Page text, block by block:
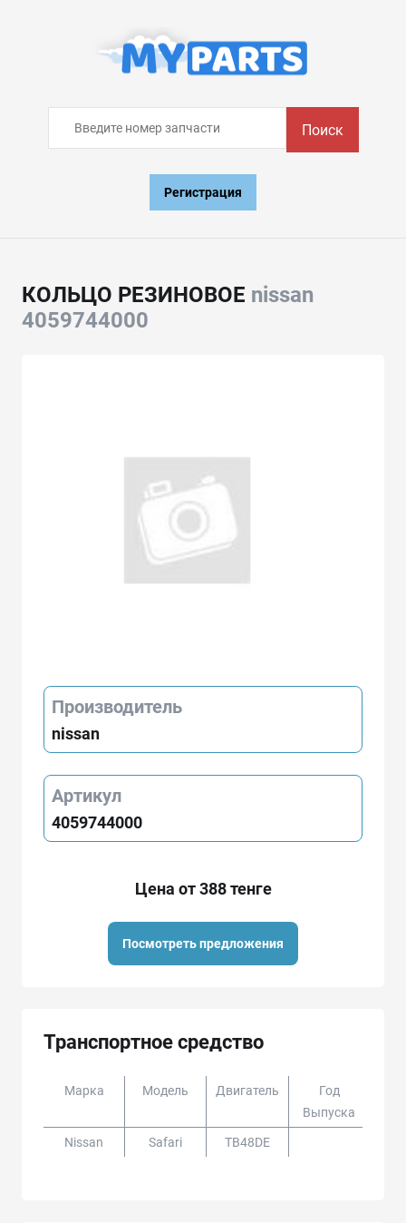
Поиск
Регистрация
КОЛЬЦО РЕЗИНОВОЕ nissan
4059744000
Производитель
nissan
Артикул
4059744000
Цена от 388 тенге
Посмотреть предложения
Транспортное средство
Марка Модель Двигатель
Год
Выпуска
Nissan Safari TB48DE